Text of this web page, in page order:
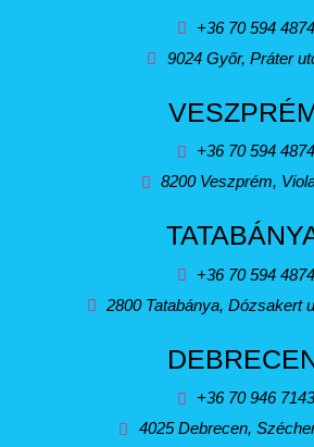
+36 70 594 4874
9024 Győr, Práter
+36 70 594 4874
8200 Veszprém,
+36 70 594 4874
2800 Tatabánya, Dózsakert
+36 70 946
4025 Debrecen,